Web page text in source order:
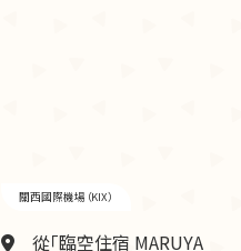
關西國際機場（KIX）
從「臨空住宿 MARUYA